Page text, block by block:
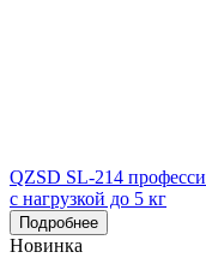
QZSD SL-214
с нагрузкой до 5 кг
Подробнее
Новинка